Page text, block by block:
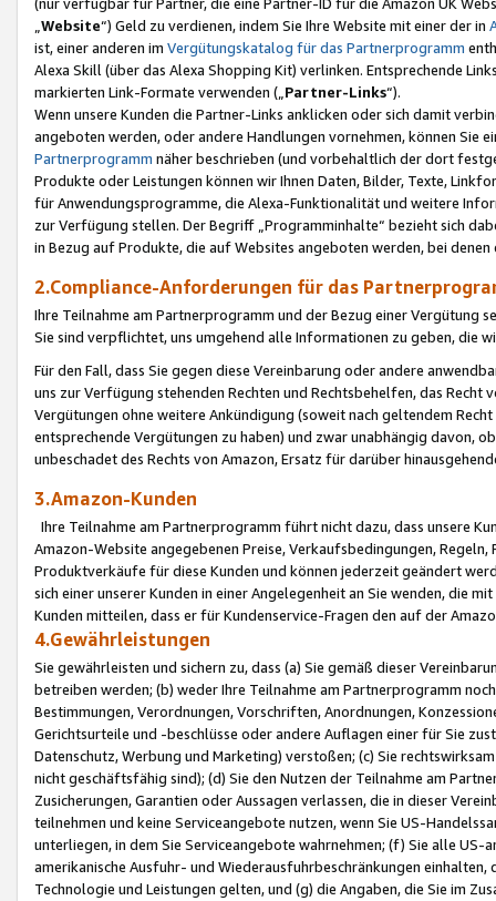
Website“) Geld zu verdienen, indem Sie Ihre Website mit einer der in
ist, einer anderen im Vergütungskatalog für das Partnerprogramm
Alexa Skill (über das Alexa Shopping Kit) verlinken. Entsprechende
markierten Link-Formate verwenden („ Partner-Links“).
Wenn unsere Kunden die Partner-Links anklicken oder sich damit
angeboten werden, oder andere Handlungen vornehmen, können Sie
Partnerprogramm näher beschrieben (und vorbehaltlich der dort
Produkte oder Leistungen können wir Ihnen Daten, Bilder, Texte,
für Anwendungsprogramme, die Alexa-Funktionalität und weitere
zur Verfügung stellen. Der Begriff „Programminhalte“ bezieht sich
in Bezug auf Produkte, die auf Websites angeboten werden, bei
2.Compliance-Anforderungen für das
Ihre Teilnahme am Partnerprogramm und der Bezug einer Vergütung
Sie sind verpflichtet, uns umgehend alle Informationen zu geben, die
Für den Fall, dass Sie gegen diese Vereinbarung oder andere
uns zur Verfügung stehenden Rechten und Rechtsbehelfen, das
Vergütungen ohne weitere Ankündigung (soweit nach geltendem
entsprechende Vergütungen zu haben) und zwar unabhängig davon,
unbeschadet des Rechts von Amazon, Ersatz für darüber
3.Amazon-Kunden
Ihre Teilnahme am Partnerprogramm führt nicht dazu, dass unsere
Amazon-Website angegebenen Preise, Verkaufsbedingungen,
Produktverkäufe für diese Kunden und können jederzeit geändert
sich einer unserer Kunden in einer Angelegenheit an Sie wenden, die
Kunden mitteilen, dass er für Kundenservice-Fragen den auf der
4.Gewährleistungen
Sie gewährleisten und sichern zu, dass (a) Sie gemäß dieser
betreiben werden; (b) weder Ihre Teilnahme am Partnerprogramm
Bestimmungen, Verordnungen, Vorschriften, Anordnungen,
Gerichtsurteile und -beschlüsse oder andere Auflagen einer für Sie
Datenschutz, Werbung und Marketing) verstoßen; (c) Sie
nicht geschäftsfähig sind); (d) Sie den Nutzen der Teilnahme am
Zusicherungen, Garantien oder Aussagen verlassen, die in dieser
teilnehmen und keine Serviceangebote nutzen, wenn Sie US-
unterliegen, in dem Sie Serviceangebote wahrnehmen; (f) Sie alle
amerikanische Ausfuhr- und Wiederausfuhrbeschränkungen
Technologie und Leistungen gelten, und (g) die Angaben, die Sie im